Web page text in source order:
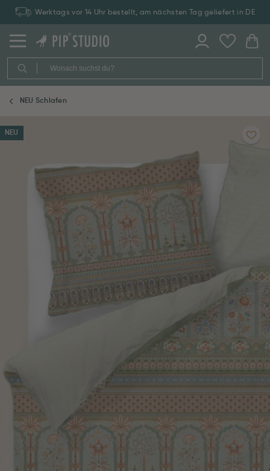
Werktags vor 14 Uhr bestellt, am nächsten Tag geliefert in DE
NEU Schlafen
NEU